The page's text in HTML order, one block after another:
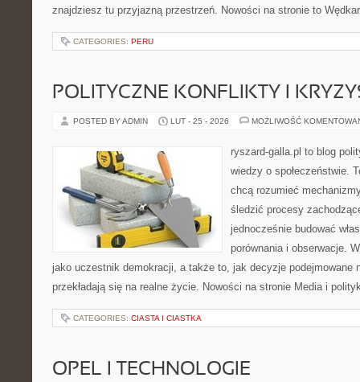
znajdziesz tu przyjazną przestrzeń. Nowości na stronie to
CATEGORIES: PERU
POLITYCZNE KONFLIKTY I
POSTED BY ADMIN LUT - 25 - 2026 MOŻLIWOŚĆ
ryszard-galla.pl to blog
wiedzy o społeczeństwie.
chcą rozumieć
śledzić procesy
jednocześnie budować
porównania i obserwacje.
jako uczestnik demokracji, a także to, jak decyzje podejmowane
przekładają się na realne życie. Nowości na stronie Media i
CATEGORIES: CIASTA I CIASTKA
OPEL I TECHNOLOGIE